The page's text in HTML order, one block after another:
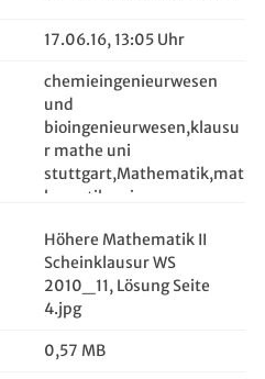
17.06.16, 13:05 Uhr
chemieingenieurwesen
und
bioingenieurwesen,klausu
r mathe uni
stuttgart,Mathematik,mat
hematik uni
ik,verfahrenstechnik uni
stuttgart,
Höhere Mathematik II
Scheinklausur WS
2010_11, Lösung Seite
4.jpg
0,57 MB